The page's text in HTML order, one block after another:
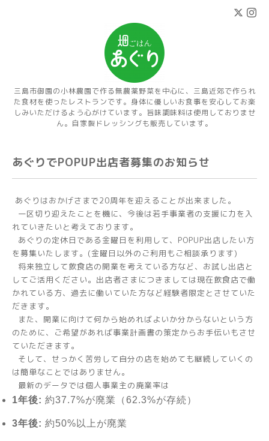
三島市御園の小林農園で作る無農薬野菜を中心に、三島近郊で作られ
た食材を使ったレストランです。身体に優しいお食事を安心してお楽
しみいただけるよう心がけています。旨味調味料は使用しておりませ
ん。自家製ドレッシングも販売しています。
あぐりでPOPUP出店者募集のお知らせ
あぐりはおかげさまで20周年を迎えることが出来ました。
一区切り迎えたことを機に、今後は若手事業者の支援に力を入
れていきたいと考えております。
あぐりの定休日である金曜日を利用して、POPUP出店したい方
を募集いたします。(金曜日以外のご利用もご相談承ります)
将来独立して飲食店の開業を考えている方など、お試し出店と
してご活用ください。出店者さまにつきましては現在飲食店で働
かれている方、過去に働いていた方など経験者限定とさせていた
だきます。
また、開業に向けて何から始めればよいか分からないという方
のために、ご希望があれば事業計画書の策定からお手伝いもさせ
ていただきます。
そして、せっかく苦労して自分の店を始めても継続していくの
は簡単なことではありません。
最新のデータでは個人事業主の廃業率は
1年後: 約37.7%が廃業（62.3%が存続）
3年後: 約50%以上が廃業